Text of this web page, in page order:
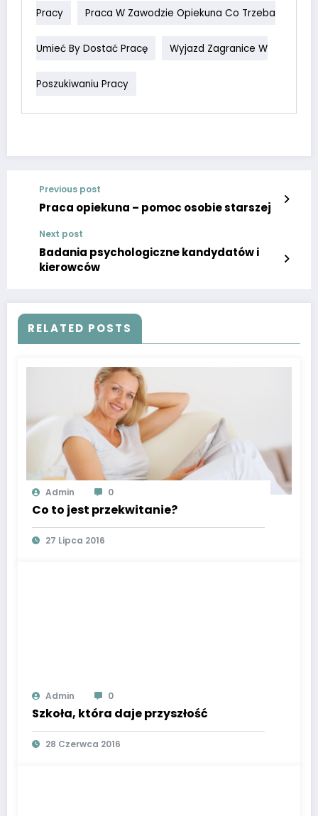
Pracy Praca W Zawodzie Opiekuna Co Trzeba
Umieć By Dostać Pracę Wyjazd Zagranice W
Poszukiwaniu Pracy
Previous post
Praca opiekuna – pomoc osobie starszej
Next post
Badania psychologiczne kandydatów i
kierowców
RELATED POSTS
Admin 0
Co to jest przekwitanie?
27 Lipca 2016
Admin 0
Szkoła, która daje przyszłość
28 Czerwca 2016